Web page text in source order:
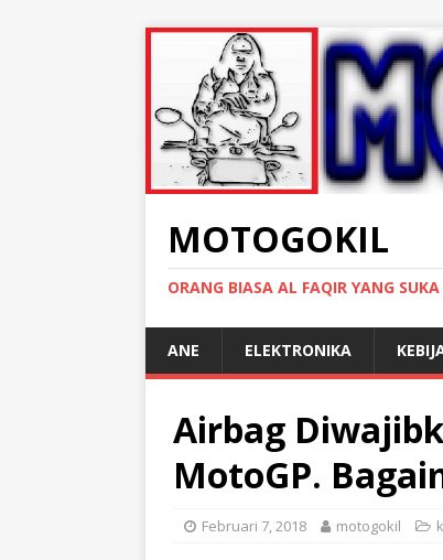
MOTOGOKIL
ORANG BIASA AL FAQIR YANG
ANE ELEKTRONIKA
Airbag
MotoGP.
Februari 7, 2018 motogokil